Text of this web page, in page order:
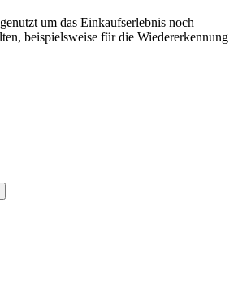
um das Einkaufserlebnis noch
beispielsweise für die Wiedererkennung